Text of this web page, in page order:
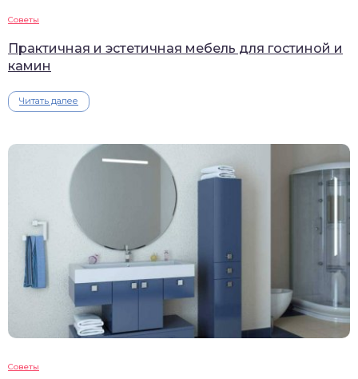
Советы
Практичная и эстетичная мебель для гостиной и
камин
Читать далее
Советы